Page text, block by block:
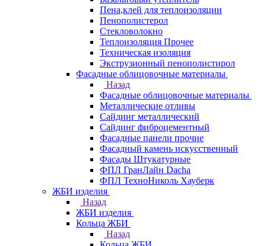
Пена,клей для теплоизоляции
Пенополистерол
Стекловолокно
Теплоизоляция Прочее
Техническая изоляция
Экструзионный пенополистирол
Фасадные облицовочные материалы
Назад
Фасадные облицовочные материалы
Металлические отливы
Сайдинг металлический
Сайдинг фиброцементный
Фасадные панели прочие
Фасадный камень искусственный
Фасады Штукатурные
ФПЛ ГранЛайн Dacha
ФПЛ ТехноНиколь Хауберк
ЖБИ изделия
Назад
ЖБИ изделия
Кольца ЖБИ
Назад